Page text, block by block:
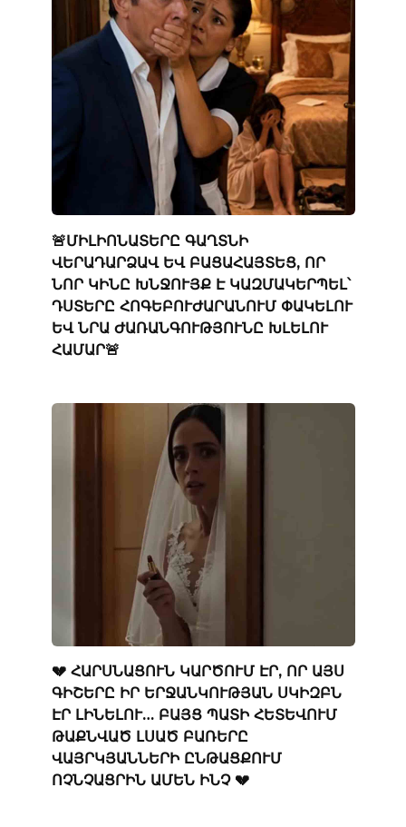
🚨ՄԻԼԻՈՆԱՏԵՐԸ ԳԱՂՏՆԻ
ՎԵՐԱԴԱՐՁԱՎ ԵՎ ԲԱՑԱՀԱՅՏԵՑ, ՈՐ
ՆՈՐ ԿԻՆԸ ԽՆՋՈՒՅՔ Է ԿԱԶՄԱԿԵՐՊԵԼ՝
ԴՍՏԵՐԸ ՀՈԳԵԲՈՒԺԱՐԱՆՈՒՄ ՓԱԿԵԼՈՒ
ԵՎ ՆՐԱ ԺԱՌԱՆԳՈՒԹՅՈՒՆԸ ԽԼԵԼՈՒ
ՀԱՄԱՐ🚨
💔 ՀԱՐՍՆԱՑՈՒՆ ԿԱՐԾՈՒՄ ԷՐ, ՈՐ ԱՅՍ
ԳԻՇԵՐԸ ԻՐ ԵՐՋԱՆԿՈՒԹՅԱՆ ՍԿԻԶԲՆ
ԷՐ ԼԻՆԵԼՈՒ… ԲԱՅՑ ՊԱՏԻ ՀԵՏԵՎՈՒՄ
ԹԱՔՆՎԱԾ ԼՍԱԾ ԲԱՌԵՐԸ
ՎԱՅՐԿՅԱՆՆԵՐԻ ԸՆԹԱՑՔՈՒՄ
ՈՉՆՉԱՑՐԻՆ ԱՄԵՆ ԻՆՉ 💔